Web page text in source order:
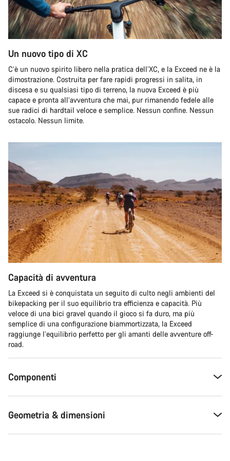
Un nuovo tipo di XC
C’è un nuovo spirito libero nella pratica dell’XC, e la Exceed ne è la
dimostrazione. Costruita per fare rapidi progressi in salita, in
discesa e su qualsiasi tipo di terreno, la nuova Exceed è più
capace e pronta all’avventura che mai, pur rimanendo fedele alle
sue radici di hardtail veloce e semplice. Nessun confine. Nessun
ostacolo. Nessun limite.
Capacità di avventura
La Exceed si è conquistata un seguito di culto negli ambienti del
bikepacking per il suo equilibrio tra efficienza e capacità. Più
veloce di una bici gravel quando il gioco si fa duro, ma più
semplice di una configurazione biammortizzata, la Exceed
raggiunge l’equilibrio perfetto per gli amanti delle avventure off-
road.
Componenti
Geometria & dimensioni